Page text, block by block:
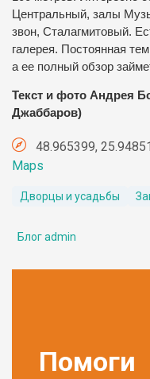
Центральный, залы
звон, Сталагмитовый.
галерея. Постоянная
а ее полный обзор
Текст и фото Андрея
Джаббаров)
48.965399,
Maps
Дворцы и усадьбы
Блог admin
Помоги